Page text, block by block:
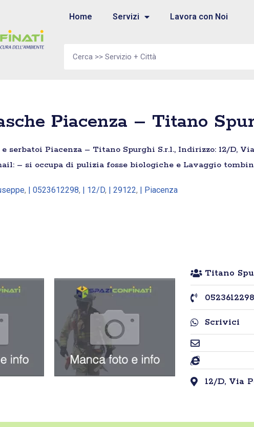
Home Servizi Lavora con Noi
Piacenza – Titano
serbatoi Piacenza – Titano Spurghi S.r.l., Indirizzo: 12/D,
– si occupa di pulizia fosse biologiche e Lavaggio
, | 0523612298, | 12/D, | 29122, | Piacenza
Titano
0523612298
Scrivici
12/D, Via